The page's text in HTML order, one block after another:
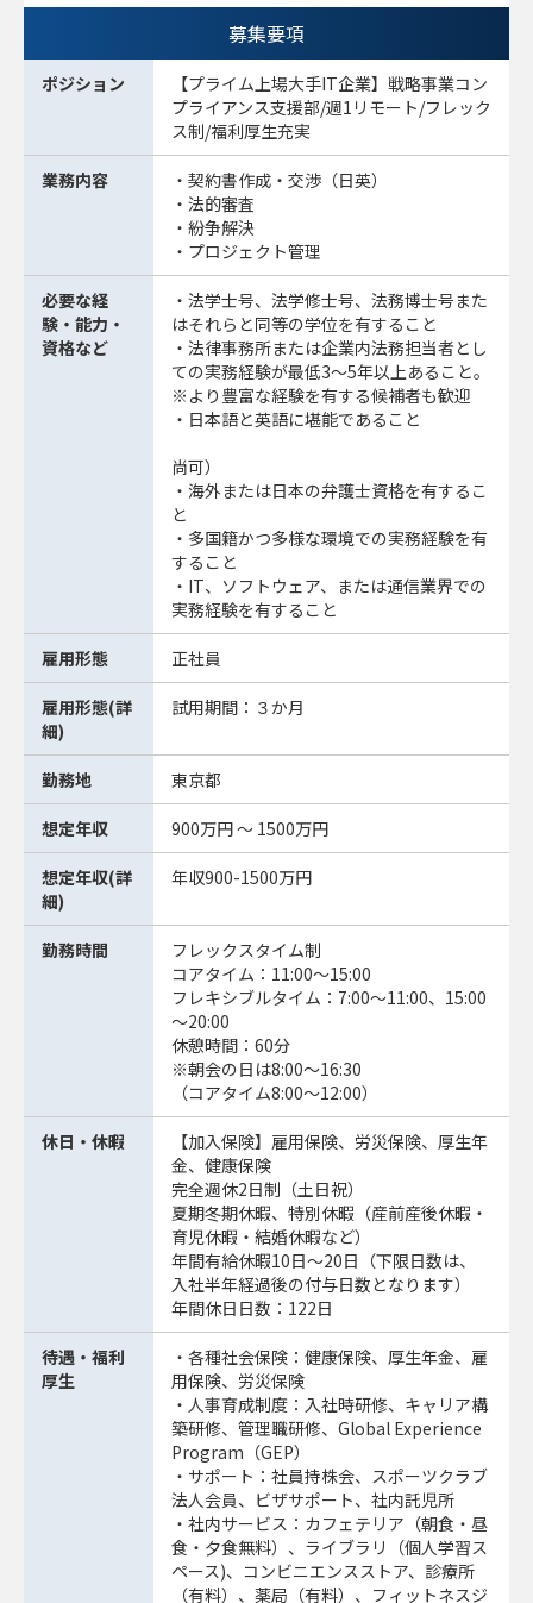
募集要項
ポジション
【プライム上場大手IT企業】戦略事業コン
プライアンス支援部/週1リモート/フレック
ス制/福利厚生充実
業務内容
・契約書作成・交渉（日英）
・法的審査
・紛争解決
・プロジェクト管理
必要な経
験・能力・
資格など
・法学士号、法学修士号、法務博士号また
はそれらと同等の学位を有すること
・法律事務所または企業内法務担当者とし
ての実務経験が最低3～5年以上あること。
※より豊富な経験を有する候補者も歓迎
・日本語と英語に堪能であること
尚可）
・海外または日本の弁護士資格を有するこ
と
・多国籍かつ多様な環境での実務経験を有
すること
・IT、ソフトウェア、または通信業界での
実務経験を有すること
雇用形態 正社員
雇用形態(詳
細)
試用期間：３か月
勤務地 東京都
想定年収 900万円 ～ 1500万円
想定年収(詳
細)
年収900-1500万円
勤務時間
フレックスタイム制
コアタイム：11:00～15:00
フレキシブルタイム：7:00～11:00、15:00
～20:00
休憩時間：60分
※朝会の日は8:00～16:30
（コアタイム8:00～12:00）
休日・休暇
【加入保険】雇用保険、労災保険、厚生年
金、健康保険
完全週休2日制（土日祝）
夏期冬期休暇、特別休暇（産前産後休暇・
育児休暇・結婚休暇など）
年間有給休暇10日～20日（下限日数は、
入社半年経過後の付与日数となります）
年間休日日数：122日
待遇・福利
厚生
・各種社会保険：健康保険、厚生年金、雇
用保険、労災保険
・人事育成制度：入社時研修、キャリア構
築研修、管理職研修、Global Experience
Program（GEP）
・サポート：社員持株会、スポーツクラブ
法人会員、ビザサポート、社内託児所
・社内サービス：カフェテリア（朝食・昼
食・夕食無料）、ライブラリ（個人学習ス
ペース)、コンビニエンスストア、診療所
（有料）、薬局（有料）、フィットネスジ